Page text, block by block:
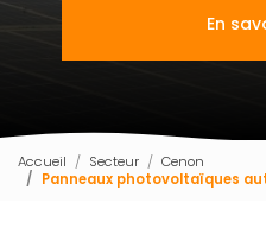
En
Accueil Secteur
Cenon
Panneaux photovoltaïques